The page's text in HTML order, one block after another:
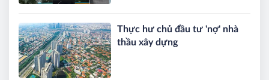
Thực hư chủ đầu tư 'nợ' nhà
thầu xây dựng